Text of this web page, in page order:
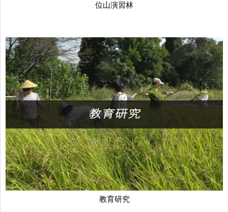
位山演習林
教育研究